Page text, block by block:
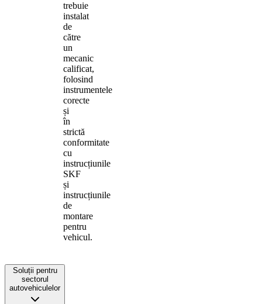
trebuie
instalat
de
către
un
mecanic
calificat,
folosind
instrumentele
corecte
și
în
strictă
conformitate
cu
instrucțiunile
SKF
și
instrucțiunile
de
montare
pentru
vehicul.
Soluții pentru
sectorul
autovehiculelor